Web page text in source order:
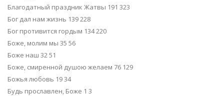
Благодатный праздник Жатвы 191 323
Бог дал нам жизнь 139 228
Бог противится гордым 134 220
Боже, молим мы 35 56
Боже наш 32 51
Боже, смиренной душою желаем 76 129
Божья любовь 19 34
Будь прославлен, Боже 1 3